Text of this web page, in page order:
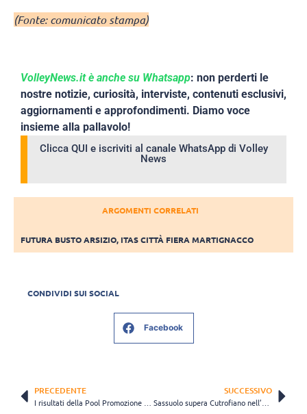
(Fonte: comunicato stampa)
VolleyNews.it è anche su Whatsapp: non perderti le
nostre notizie, curiosità, interviste, contenuti esclusivi,
aggiornamenti e approfondimenti. Diamo voce
insieme alla pallavolo!
Clicca QUI e iscriviti al canale WhatsApp di Volley
News
ARGOMENTI CORRELATI
FUTURA BUSTO ARSIZIO, ITAS CITTÀ FIERA MARTIGNACCO
CONDIVIDI SUI SOCIAL
Facebook
PRECEDENTE SUCCESSIVO